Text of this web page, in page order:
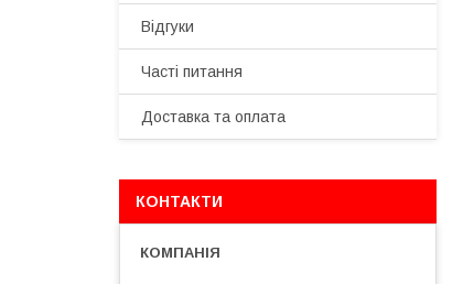
Відгуки
Часті питання
Доставка та оплата
КОНТАКТИ